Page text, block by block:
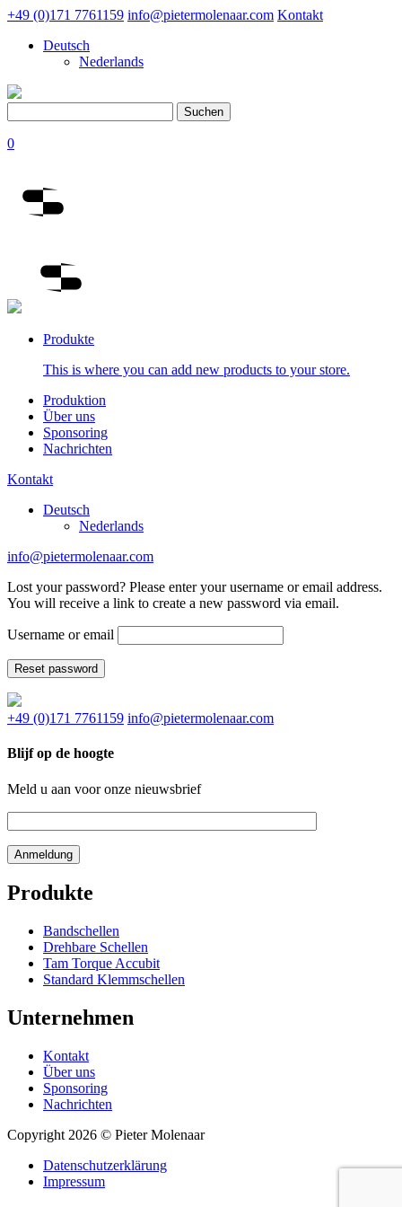
+49 (0)171 7761159 info@pietermolenaar.com Kontakt
Deutsch
Nederlands
nach:
0
Produkte
This is where you can add new products to your store.
Produktion
Über uns
Sponsoring
Nachrichten
Kontakt
Deutsch
Nederlands
info@pietermolenaar.com
Lost your password? Please enter your username or email address.
You will receive a link to create a new password via email.
Username or email
Reset password
+49 (0)171 7761159 info@pietermolenaar.com
Blijf op de hoogte
Meld u aan voor onze nieuwsbrief
Produkte
Bandschellen
Drehbare Schellen
Tam Torque Accubit
Standard Klemmschellen
Unternehmen
Kontakt
Über uns
Sponsoring
Nachrichten
Copyright 2026 © Pieter Molenaar
Datenschutzerklärung
Impressum